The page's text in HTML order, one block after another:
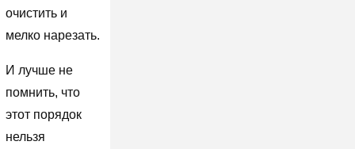
очистить и
мелко нарезать.
И лучше не
помнить, что
этот порядок
нельзя